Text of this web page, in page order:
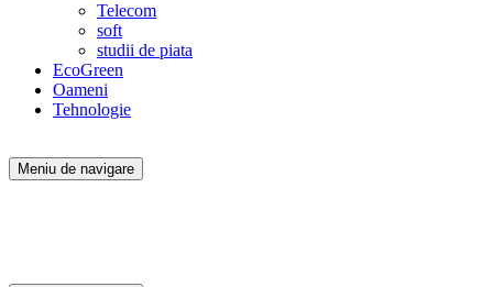
Telecom
soft
studii de piata
EcoGreen
Oameni
Tehnologie
Meniu de navigare